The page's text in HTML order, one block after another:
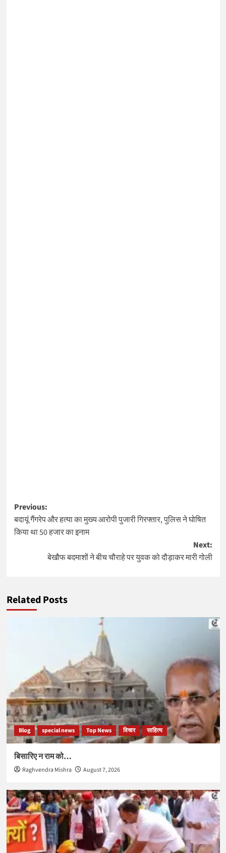
Post
navigation
Previous:
बदायूं गैंगरेप और हत्या का मुख्य आरोपी पुजारी गिरफ्तार, पुलिस ने घोषित
किया था 50 हजार का इनाम
Next:
बेखौफ बदमाशों ने बीच चौराहे पर युवक को दौड़ाकर मारी गोली
Related Posts
Blog special news Top News विचार साहित्य
बिसारिए न राम को…
Raghvendra Mishra August 7, 2026